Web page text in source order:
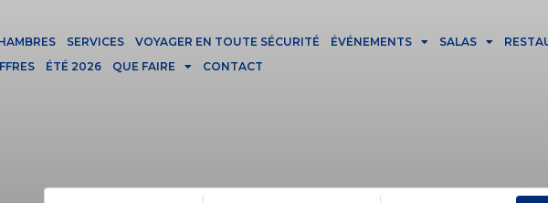
SERVICES VOYAGER EN TOUTE SÉCURITÉ ÉVÉNEMENTS SALAS
ÉTÉ 2026 QUE FAIRE CONTACT